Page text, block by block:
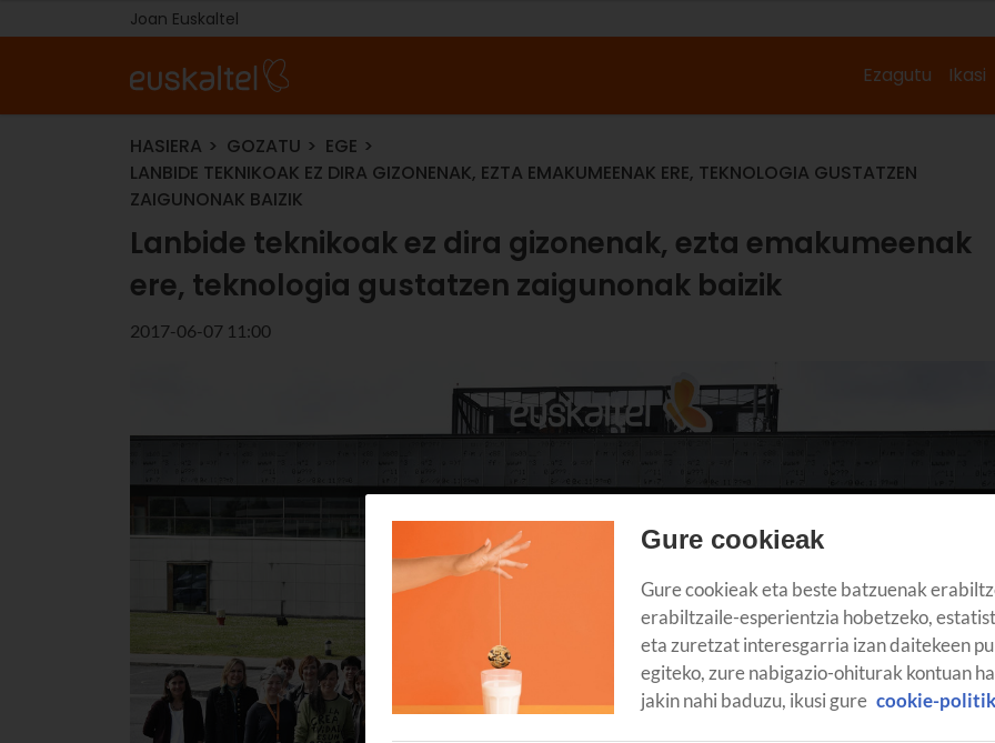
Joan Euskaltel
Ezagutu Ikasi
HASIERA GOZATU
EGE
LANBIDE TEKNIKOAK EZ DIRA GIZONENAK, EZTA EMAKUMEENAK ERE, TEKNOLOGIA GUSTATZEN
ZAIGUNONAK BAIZIK
Lanbide teknikoak ez dira gizonenak, ezta emakumeenak
ere, teknologia gustatzen zaigunonak baizik
2017-06-07 11:00
Gure cookieak
Gure cookieak eta beste batzuenak
erabiltzaile-esperientzia hobetzeko,
eta zuretzat interesgarria izan daitekeen
egiteko, zure nabigazio-ohiturak kontuan
jakin nahi baduzu, ikusi gure cookie-